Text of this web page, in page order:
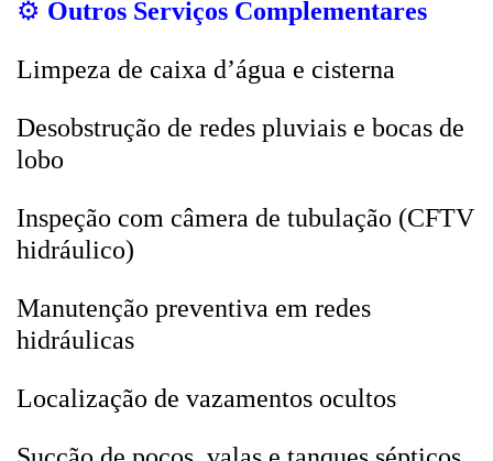
⚙️ Outros Serviços Complementares
Limpeza de caixa d’água e cisterna
Desobstrução de redes pluviais e bocas de
lobo
Inspeção com câmera de tubulação (CFTV
hidráulico)
Manutenção preventiva em redes
hidráulicas
Localização de vazamentos ocultos